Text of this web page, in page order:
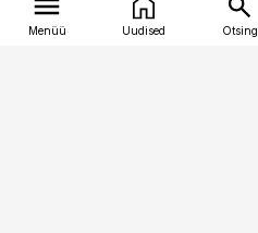
Menüü Uudised Otsing